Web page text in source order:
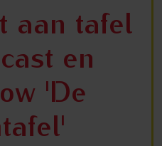
aan tafel
en
'De